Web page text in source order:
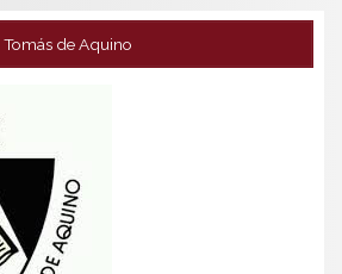
de Aquino